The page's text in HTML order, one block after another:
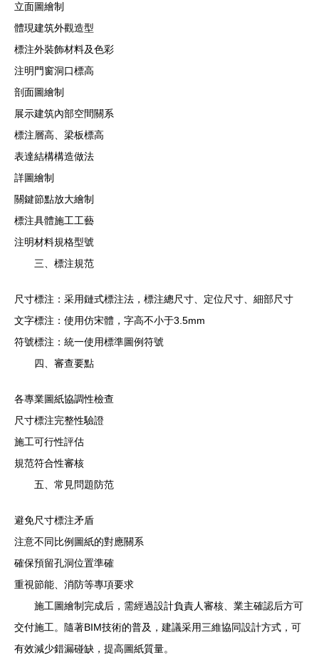
立面圖繪制
體現建筑外觀造型
標注外裝飾材料及色彩
注明門窗洞口標高
剖面圖繪制
展示建筑內部空間關系
標注層高、梁板標高
表達結構構造做法
詳圖繪制
關鍵節點放大繪制
標注具體施工工藝
注明材料規格型號
三、標注規范
尺寸標注：采用鏈式標注法，標注總尺寸、定位尺寸、細部尺寸
文字標注：使用仿宋體，字高不小于3.5mm
符號標注：統一使用標準圖例符號
四、審查要點
各專業圖紙協調性檢查
尺寸標注完整性驗證
施工可行性評估
規范符合性審核
五、常見問題防范
避免尺寸標注矛盾
注意不同比例圖紙的對應關系
確保預留孔洞位置準確
重視節能、消防等專項要求
施工圖繪制完成后，需經過設計負責人審核、業主確認后方可
交付施工。隨著BIM技術的普及，建議采用三維協同設計方式，可
有效減少錯漏碰缺，提高圖紙質量。